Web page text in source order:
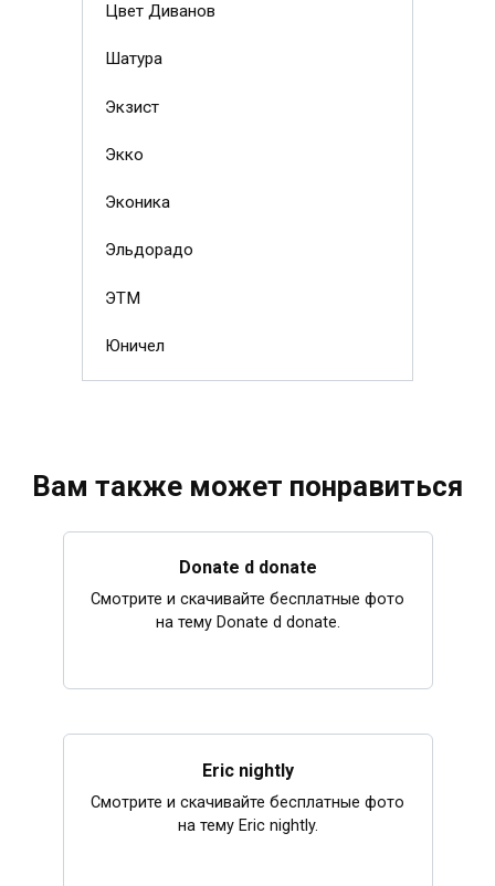
Цвет Диванов
Шатура
Экзист
Экко
Эконика
Эльдорадо
ЭТМ
Юничел
Вам также может понравиться
Donate d donate
Смотрите и скачивайте бесплатные фото
на тему Donate d donate.
Eric nightly
Смотрите и скачивайте бесплатные фото
на тему Eric nightly.